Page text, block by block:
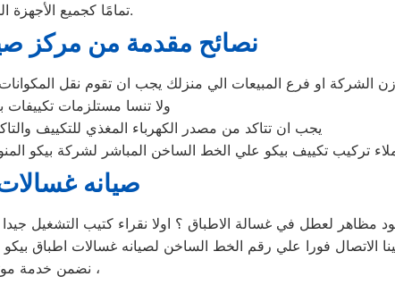
تمامًا كجميع الأجهزة المنزلية الأخرى، للحفاظ عليها.
نصائح مقدمة من مركز
الشركة او فرع المبيعات الي منزلك يجب ان تقوم نقل
ولا تنسا مستلزمات تكييفات
يجب ان تتاكد من مصدر الكهرباء المغذي للتكييف
تركيب تكييف بيكو علي الخط الساخن المباشر لشركة بيكو المنوفية وهذا حتي
صيانه
مظاهر لعطل في غسالة الاطباق ؟ اولا نقراء كتيب التشغيل
الاتصال فورا علي رقم الخط الساخن لصيانه غسالات اطباق
نضمن خدمة موثوقة وبالضمان المعتمد ،